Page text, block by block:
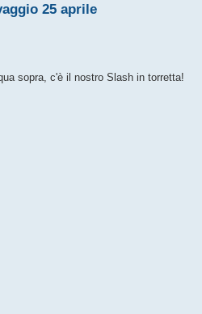
25 aprile
sopra, c'è il nostro Slash in torretta!